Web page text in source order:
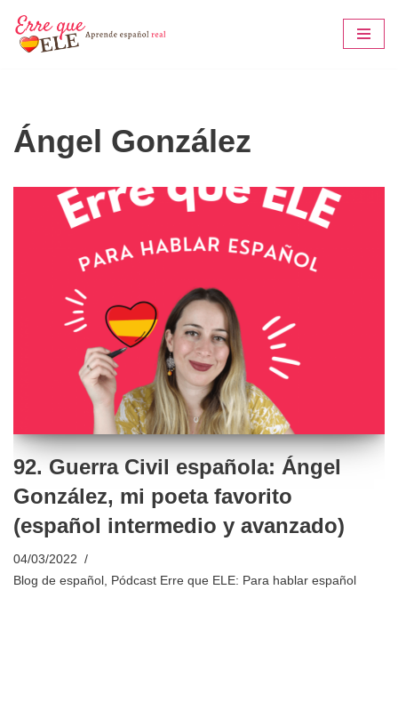
Saltar
Ángel González
92. Guerra Civil española: Ángel
González, mi poeta favorito
(español intermedio y avanzado)
04/03/2022
Blog de español , Pódcast Erre que ELE: Para hablar español